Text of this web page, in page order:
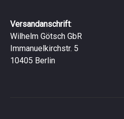
Versandanschrift:
Wilhelm Götsch GbR
Immanuelkirchstr. 5
10405 Berlin